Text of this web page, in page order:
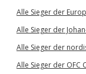
Alle Sieger der
Alle Sieger der
Alle Sieger der
Alle Sieger der OFC